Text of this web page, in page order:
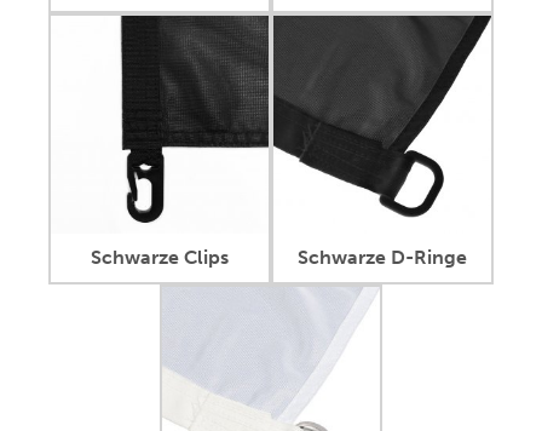
Schwarze Clips Schwarze D-Ringe